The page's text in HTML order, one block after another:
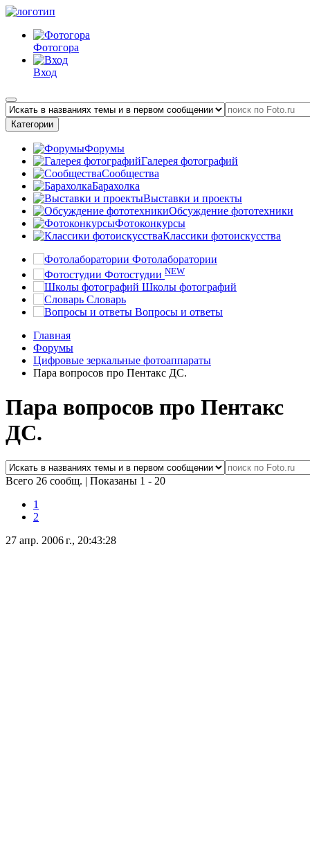
Фотогора
Вход
Категории
Форумы
Галерея фотографий
Сообщества
Барахолка
Выставки и проекты
Обсуждение фототехники
Фотоконкурсы
Классики фотоискусства
Фотолаборатории
Фотостудии NEW
Школы фотографий
Словарь
Вопросы и ответы
Главная
Форумы
Цифровые зеркальные фотоаппараты
Пара вопросов про Пентакс ДС.
Пара вопросов про Пентакс
ДС.
Всего 26 сообщ. | Показаны 1 - 20
1
2
27 апр. 2006 г., 20:43:28